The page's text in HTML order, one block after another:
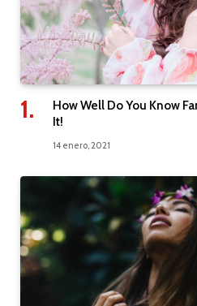
How Well Do You Know
It!
14 enero, 2021